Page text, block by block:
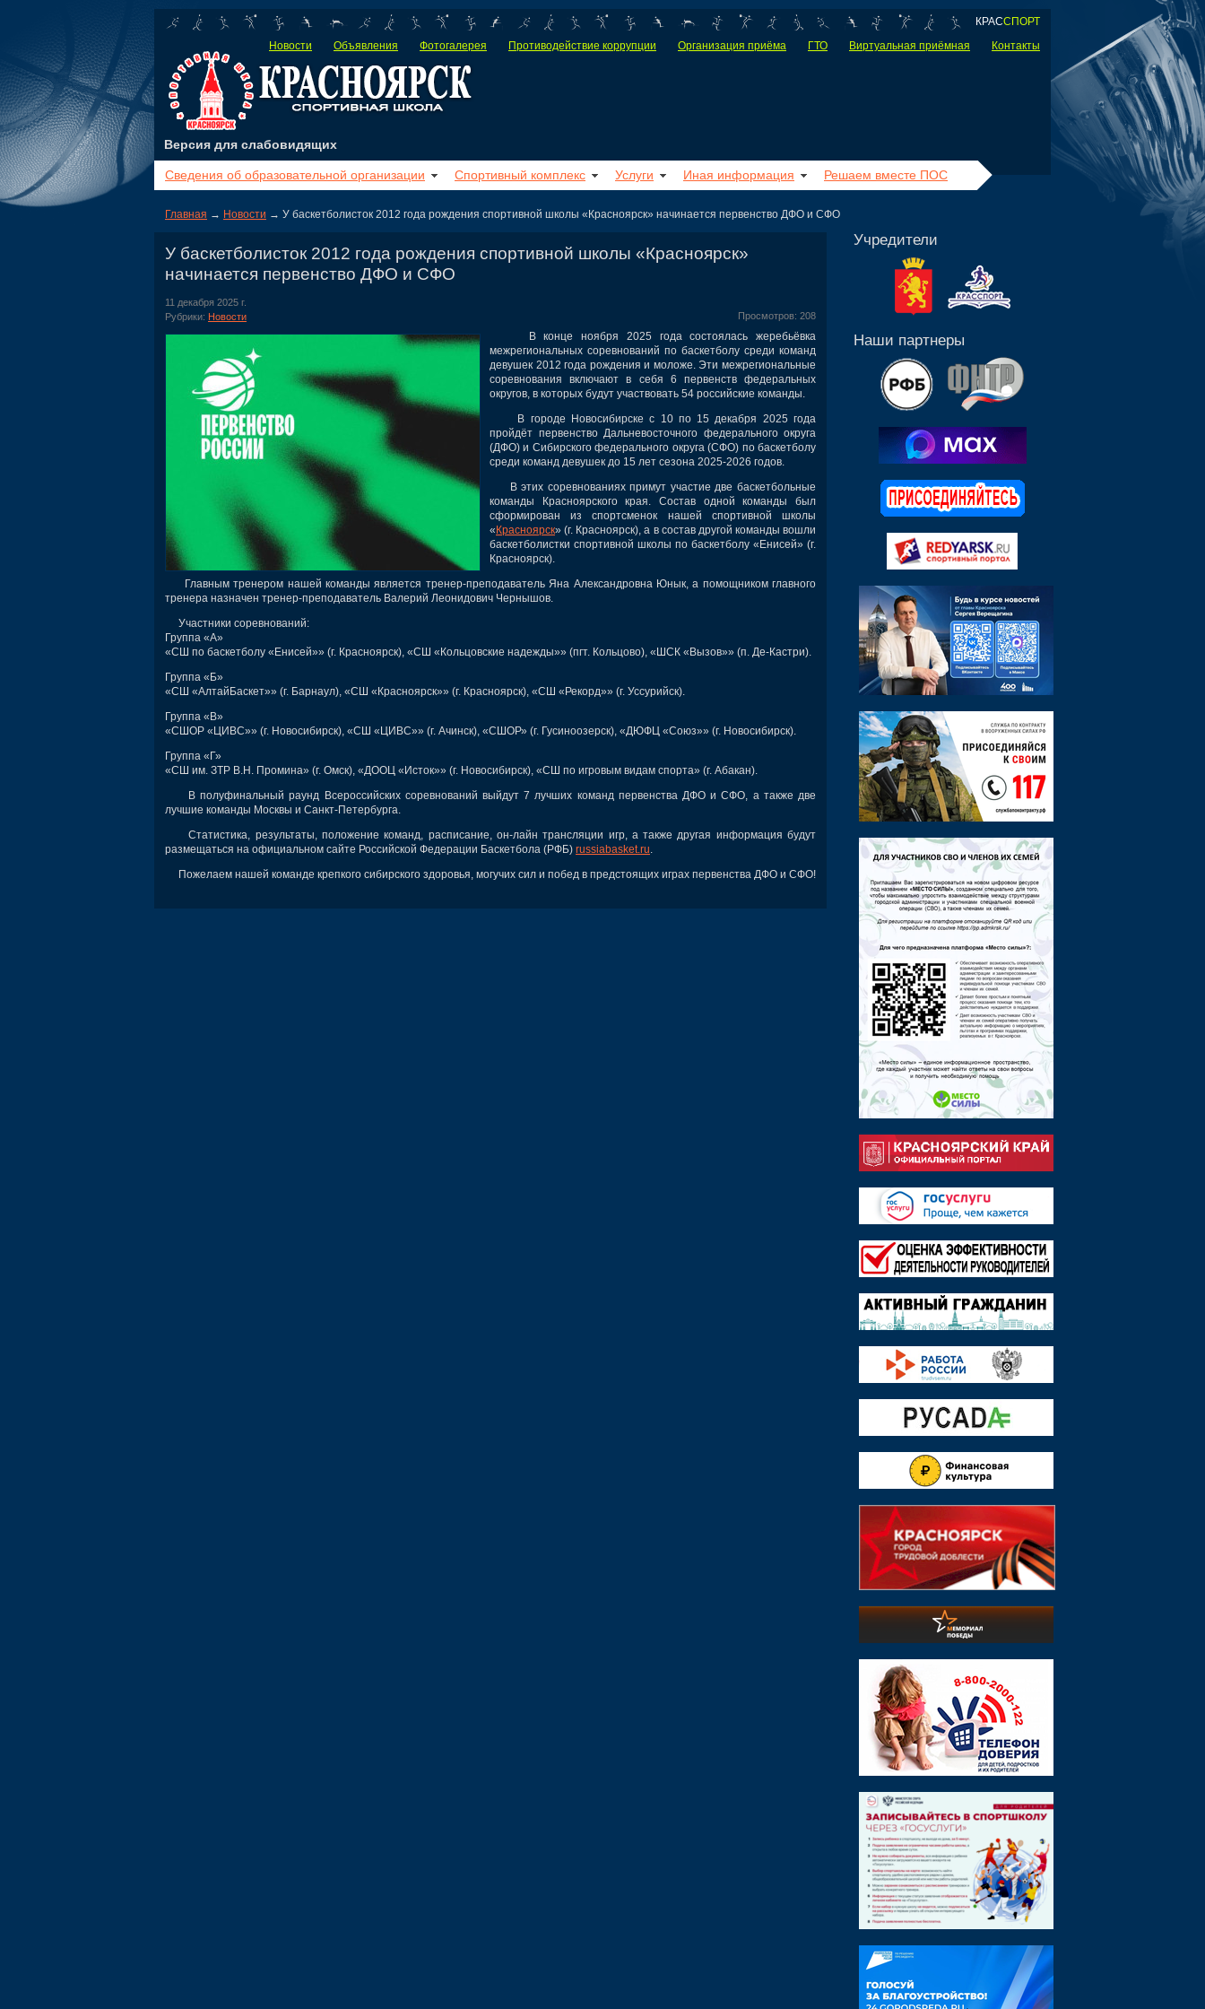
КРАССПОРТ
Новости
Объявления Фотогалерея Противодействие коррупции Организация приёма ГТО Виртуальная приёмная Контакты
Версия для слабовидящих
Сведения об образовательной организации Спортивный комплекс Услуги Иная информация Решаем вместе ПОС
Главная → Новости → У баскетболисток 2012 года рождения спортивной школы «Красноярск» начинается первенство ДФО и СФО
У баскетболисток 2012 года рождения спортивной школы «Красноярск»
начинается первенство ДФО и СФО
11 декабря 2025 г.
Рубрики: Новости Просмотров: 208
В конце ноября 2025 года состоялась жеребьёвка
межрегиональных соревнований по баскетболу среди команд
девушек 2012 года рождения и моложе. Эти межрегиональные
соревнования включают в себя 6 первенств федеральных
округов, в которых будут участвовать 54 российские команды.
В городе Новосибирске с 10 по 15 декабря 2025 года
пройдёт первенство Дальневосточного федерального округа
(ДФО) и Сибирского федерального округа (СФО) по баскетболу
среди команд девушек до 15 лет сезона 2025-2026 годов.
В этих соревнованиях примут участие две баскетбольные
команды Красноярского края. Состав одной команды был
сформирован из спортсменок нашей спортивной школы
«Красноярск» (г. Красноярск), а в состав другой команды вошли
баскетболистки спортивной школы по баскетболу «Енисей» (г.
Красноярск).
Главным тренером нашей команды является тренер-преподаватель Яна Александровна Юнык, а помощником главного
тренера назначен тренер-преподаватель Валерий Леонидович Чернышов.
Участники соревнований:
Группа «А»
«СШ по баскетболу «Енисей»» (г. Красноярск), «СШ «Кольцовские надежды»» (пгт. Кольцово), «ШСК «Вызов»» (п. Де-Кастри).
Группа «Б»
«СШ «АлтайБаскет»» (г. Барнаул), «СШ «Красноярск»» (г. Красноярск), «СШ «Рекорд»» (г. Уссурийск).
Группа «В»
«СШОР «ЦИВС»» (г. Новосибирск), «СШ «ЦИВС»» (г. Ачинск), «СШОР» (г. Гусиноозерск), «ДЮФЦ «Союз»» (г. Новосибирск).
Группа «Г»
«СШ им. ЗТР В.Н. Промина» (г. Омск), «ДООЦ «Исток»» (г. Новосибирск), «СШ по игровым видам спорта» (г. Абакан).
В полуфинальный раунд Всероссийских соревнований выйдут 7 лучших команд первенства ДФО и СФО, а также две
лучшие команды Москвы и Санкт-Петербурга.
Статистика, результаты, положение команд, расписание, он-лайн трансляции игр, а также другая информация будут
размещаться на официальном сайте Российской Федерации Баскетбола (РФБ) russiabasket.ru
Пожелаем нашей команде крепкого сибирского здоровья, могучих сил и побед в предстоящих играх первенства ДФО и СФО!
Учредители
Наши партнеры